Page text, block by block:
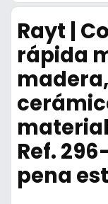
Rayt |
rápida
Ref.
pena